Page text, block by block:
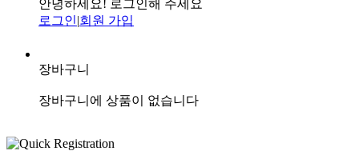
안녕하세요! 로그인해 주세요
로그인|회원 가입
장바구니
장바구니에 상품이 없습니다